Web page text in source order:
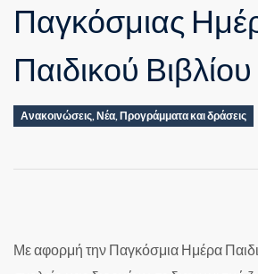
Παγκόσμιας
Παιδικού Βιβλίου
Ανακοινώσεις,Νέα,Προγράμματα και δράσεις
Με αφορμή την Παγκόσμια Ημέρα